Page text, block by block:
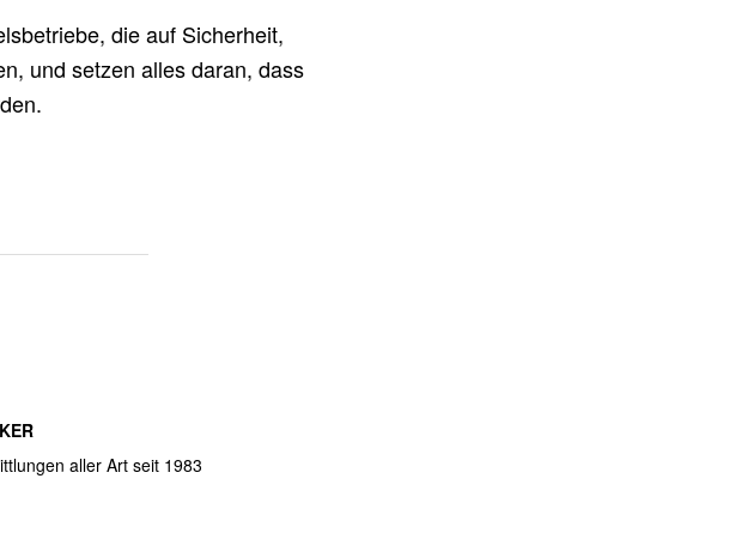
die auf Sicherheit,
und setzen alles daran, dass
aller Art seit 1983